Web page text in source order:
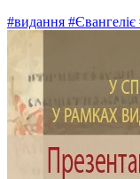
#видання #Євангеліє